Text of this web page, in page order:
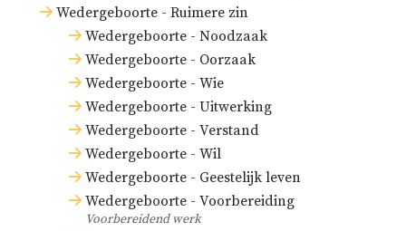
Wedergeboorte - Ruimere zin
Wedergeboorte - Noodzaak
Wedergeboorte - Oorzaak
Wedergeboorte - Wie
Wedergeboorte - Uitwerking
Wedergeboorte - Verstand
Wedergeboorte - Wil
Wedergeboorte - Geestelijk leven
Wedergeboorte - Voorbereiding
Voorbereidend werk
vormelijke.